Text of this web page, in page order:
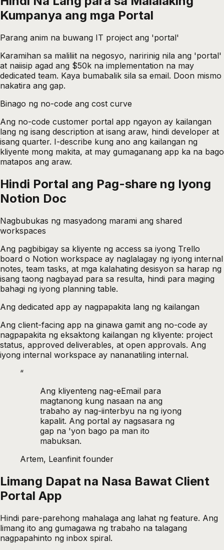
Kumpanya ang mga Portal
Parang anim na buwang IT project ang 'portal'
Karamihan sa maliliit na negosyo, naririnig nila ang 'portal'
at naiisip agad ang $50k na implementation na may
dedicated team. Kaya bumabalik sila sa email. Doon mismo
nakatira ang gap.
Binago ng no-code ang cost curve
Ang no-code customer portal app ngayon ay kailangan
lang ng isang description at isang araw, hindi developer at
isang quarter. I-describe kung ano ang kailangan ng
kliyente mong makita, at may gumaganang app ka na bago
matapos ang araw.
Hindi Portal ang Pag-share ng Iyong
Notion Doc
Nagbubukas ng masyadong marami ang shared
workspaces
Ang pagbibigay sa kliyente ng access sa iyong Trello
board o Notion workspace ay naglalagay ng iyong internal
notes, team tasks, at mga kalahating desisyon sa harap ng
isang taong nagbayad para sa resulta, hindi para maging
bahagi ng iyong planning table.
Ang dedicated app ay nagpapakita lang ng kailangan
Ang client-facing app na ginawa gamit ang no-code ay
nagpapakita ng eksaktong kailangan ng kliyente: project
status, approved deliverables, at open approvals. Ang
iyong internal workspace ay nananatiling internal.
“
Ang kliyenteng nag-eEmail para
magtanong kung nasaan na ang
trabaho ay nag-iinterbyu na ng iyong
kapalit. Ang portal ay nagsasara ng
gap na 'yon bago pa man ito
mabuksan.
Artem, Leanfinit founder
Limang Dapat na Nasa Bawat Client
Portal App
Hindi pare-parehong mahalaga ang lahat ng feature. Ang
limang ito ang gumagawa ng trabaho na talagang
nagpapahinto ng inbox spiral.